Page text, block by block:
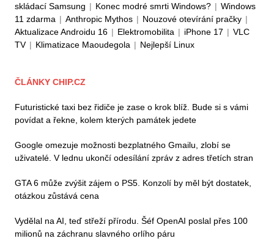
skládací Samsung | Konec modré smrti Windows? | Windows
11 zdarma | Anthropic Mythos | Nouzové otevírání pračky |
Aktualizace Androidu 16 | Elektromobilita | iPhone 17 | VLC
TV | Klimatizace Maoudegola | Nejlepší Linux
ČLÁNKY CHIP.CZ
Futuristické taxi bez řidiče je zase o krok blíž. Bude si s vámi
povídat a řekne, kolem kterých památek jedete
Google omezuje možnosti bezplatného Gmailu, zlobí se
uživatelé. V lednu ukončí odesílání zpráv z adres třetích stran
GTA 6 může zvýšit zájem o PS5. Konzolí by měl být dostatek,
otázkou zůstává cena
Vydělal na AI, teď střeží přírodu. Šéf OpenAI poslal přes 100
milionů na záchranu slavného orlího páru